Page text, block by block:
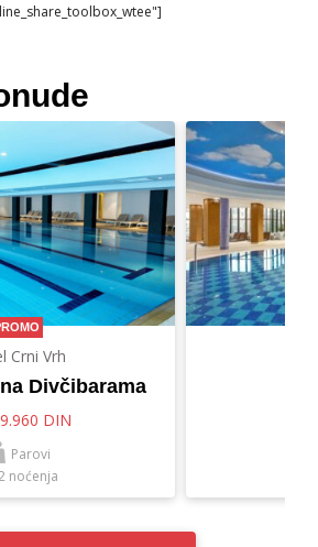
Crni Vrh
Divčibarama
DIN
Parovi
noćenja